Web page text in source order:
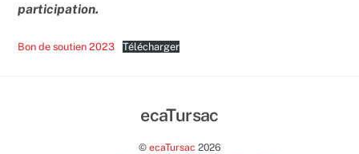
participation.
Bon de soutien 2023 Télécharger
ecaTursac
© ecaTursac 2026